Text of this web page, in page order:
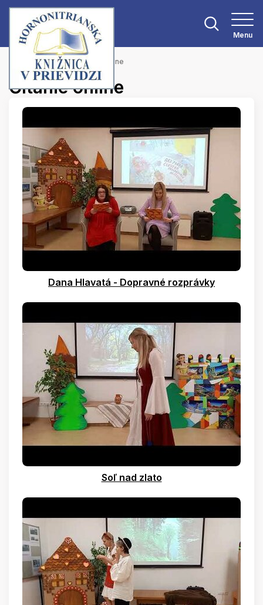
Menu
Hlavná stránka Čítanie online
Čítanie online
Dana Hlavatá - Dopravné rozprávky
Soľ nad zlato